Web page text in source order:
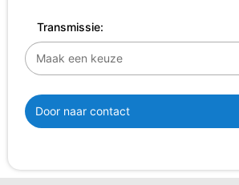
Transmissie:
Door naar contact